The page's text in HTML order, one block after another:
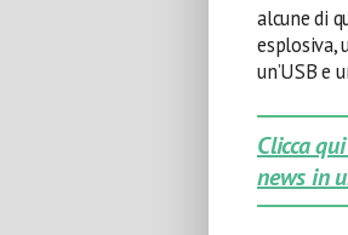
alcune di
esplosiva,
un’USB e
Clicca
news in